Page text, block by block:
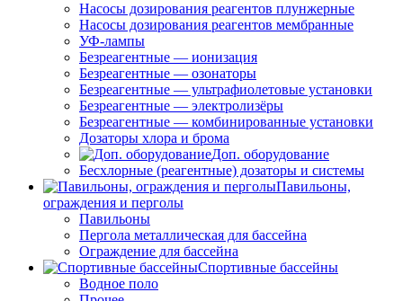
Насосы дозирования реагентов плунжерные
Насосы дозирования реагентов мембранные
УФ-лампы
Безреагентные — ионизация
Безреагентные — озонаторы
Безреагентные — ультрафиолетовые установки
Безреагентные — электролизёры
Безреагентные — комбинированные установки
Дозаторы хлора и брома
Доп. оборудование
Бесхлорные (реагентные) дозаторы и системы
Павильоны,
ограждения и перголы
Павильоны
Пергола металлическая для бассейна
Ограждение для бассейна
Спортивные бассейны
Водное поло